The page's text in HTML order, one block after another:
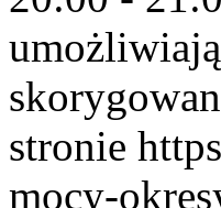
stronie
mocy-